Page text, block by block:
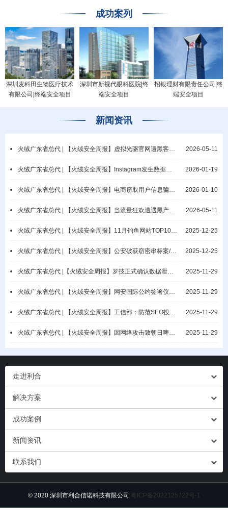
成功案列
深圳麦科田生物医疗技术
有限公司|终端安全项目
深圳市新视代眼科医院|终
端安全项目
招银理财有限责任公司|终
端安全项目
新闻资讯
2026-05-11
火绒广东省总代 | 【火绒安全周报】虚拟光驱官网遭黑客攻击/微软披露网络钓鱼活动
2026-01-19
火绒广东省总代 | 【火绒安全周报】Instagram发生数据泄露事件/教元集团疑遭勒索攻击
2026-01-10
火绒广东省总代 | 【火绒安全周报】电商窃取用户信息骗佣/漠视保密责任酿重大隐患
2026-05-11
火绒广东省总代 | 【火绒安全周报】当流量狂欢遭遇黑产攻击：AI Agent时代业务逻辑攻击与端侧防御范式重构
2025-12-25
火绒广东省总代 | 【火绒安全周报】11月钓鱼网站TOP10公布/网警破获抢票非法销售案
2025-12-25
火绒广东省总代 | 【火绒安全周报】公安破获窃密串标案/涉密电脑违规联网导致泄密
2025-11-29
火绒广东省总代 |【火绒安全周报】罗技正式确认数据泄露/普林斯顿大学数据库遭入侵
2025-11-29
火绒广东省总代 | 【火绒安全周报】网安国际公约签署仪式开幕/瑞典国家电网遭勒索
2025-11-29
火绒广东省总代 | 【火绒安全周报】工信部：防范SEO投毒攻击/Askul遭勒索攻击
2025-11-29
火绒广东省总代 | 【火绒安全周报】因网络攻击致朝日啤酒供应告急/Discord 用户数据泄露
走进利合
解决方案
成功案例
新闻资讯
联系我们
© 2020 深圳市利合信诺科技有限公司 粤ICP备2022125722号-1